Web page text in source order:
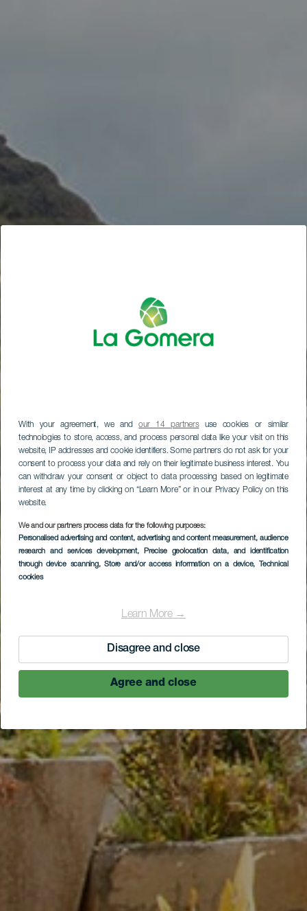
With your agreement, we andour 14 partnersuse cookies or similar
technologies to store, access, and process personal data like your visit on this
website, IP addresses and cookie identifiers. Some partners do not ask for your
consent to process your data and rely on their legitimate business interest. You
can withdraw your consent or object to data processing based on legitimate
interest at any time by clicking on “Learn More” or in our Privacy Policy on this
website.
We and our partners process data for the following purposes:
Personalised advertising and content, advertising and content measurement, audience
research and services development, Precise geolocation data, and identification
through device scanning, Store and/or access information on a device, Technical
cookies
Learn More →
Disagree and close
Agree and close
Hotel rural Villa
Hermigua